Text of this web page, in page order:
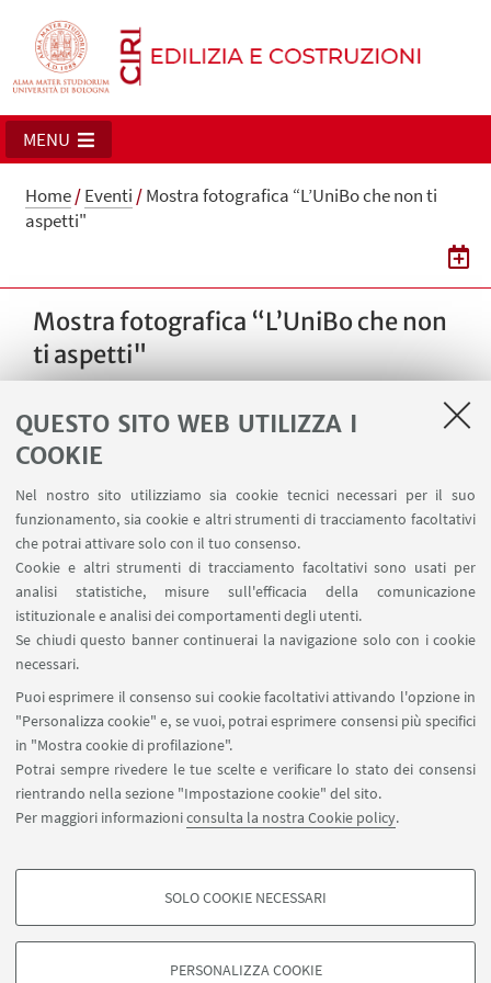
QUESTO SITO WEB UTILIZZA I
COOKIE
Nel nostro sito utilizziamo sia cookie tecnici necessari per il suo
funzionamento, sia cookie e altri strumenti di tracciamento facoltativi
che potrai attivare solo con il tuo consenso.
Cookie e altri strumenti di tracciamento facoltativi sono usati per
analisi statistiche, misure sull'efficacia della comunicazione
istituzionale e analisi dei comportamenti degli utenti.
Se chiudi questo banner continuerai la navigazione solo con i cookie
necessari.
Puoi esprimere il consenso sui cookie facoltativi attivando l'opzione in
"Personalizza cookie" e, se vuoi, potrai esprimere consensi più specifici
in "Mostra cookie di profilazione".
Potrai sempre rivedere le tue scelte e verificare lo stato dei consensi
rientrando nella sezione "Impostazione cookie" del sito.
Per maggiori informazioniconsulta la nostra Cookie policy.
COOKIE DI PROFILAZIONE - FACOLTATIVI
degli utenti, creare profili in base al loro comportamento sul sito, per analisi
SOLO COOKIE NECESSARI
PERSONALIZZA COOKIE
MENU
Home/Eventi /Mostra fotografica “L’UniBo che non ti
aspetti"
Mostra fotografica “L’UniBo che non
ti aspetti"
Poggi trae origine da una riflessione sul
concetto di “luogo di lavoro”. Quali sono i
nostri luoghi di lavoro, di studio, di ricerca?
Sono uffici, aule, biblioteche, laboratori ma
non solo, escono spesso dalle nostre mura e
vanno lontano.
DATA:17OTTOBRE-28OTTOBRE2022
dalle 11:00 alle 19:30
LUOGO:Palazzo Poggi - Evento in presenza e
online
Seguici su: